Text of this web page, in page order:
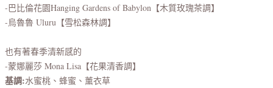
-巴比倫花園Hanging Gardens of Babylon【木質玫瑰茶調】
-烏魯魯 Uluru【雪松森林調】
也有著春季清新感的
-蒙娜麗莎 Mona Lisa【花果清香調】
基調:水蜜桃、蜂蜜、薰衣草